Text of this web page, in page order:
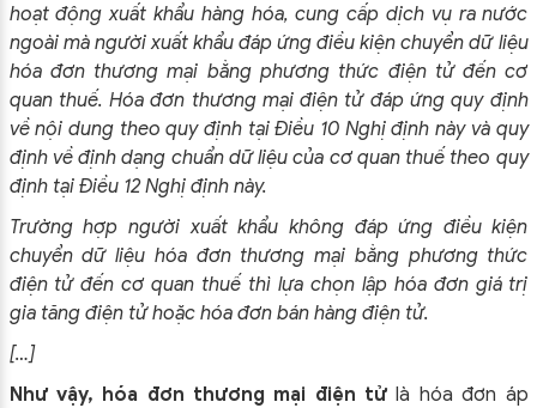
hoạt động xuất khẩu hàng hóa, cung cấp dịch vụ ra nước
ngoài mà người xuất khẩu đáp ứng điều kiện chuyển dữ liệu
hóa đơn thương mại bằng phương thức điện tử đến cơ
quan thuế. Hóa đơn thương mại điện tử đáp ứng quy định
về nội dung theo quy định tại Điều 10 Nghị định này và quy
định về định dạng chuẩn dữ liệu của cơ quan thuế theo quy
định tại Điều 12 Nghị định này.
Trường hợp người xuất khẩu không đáp ứng điều kiện
chuyển dữ liệu hóa đơn thương mại bằng phương thức
điện tử đến cơ quan thuế thì lựa chọn lập hóa đơn giá trị
gia tăng điện tử hoặc hóa đơn bán hàng điện tử.
[…]
Như vậy, hóa đơn thương mại điện tử là hóa đơn áp